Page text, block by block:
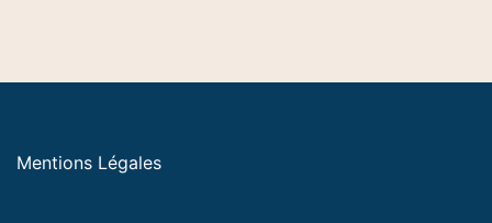
Mentions Légales